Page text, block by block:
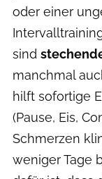
oder einer
sind
manchmal
hilft sofortige
(Pause, Eis,
Schmerzen
weniger Tage